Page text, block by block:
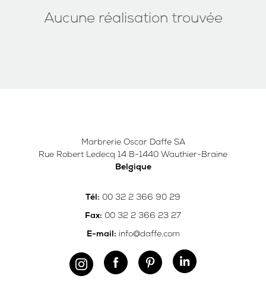
Aucune réalisation trouvée
Marbrerie Oscar Daffe SA
Rue Robert Ledecq 14 B-1440 Wauthier-Braine
Belgique
Tél: 00 32 2 366 90 29
Fax: 00 32 2 366 23 27
E-mail: info@daffe.com